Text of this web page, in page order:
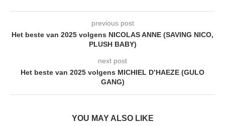
previous post
Het beste van 2025 volgens NICOLAS ANNE (SAVING NICO,
PLUSH BABY)
next post
Het beste van 2025 volgens MICHIEL D’HAEZE (GULO
GANG)
YOU MAY ALSO LIKE